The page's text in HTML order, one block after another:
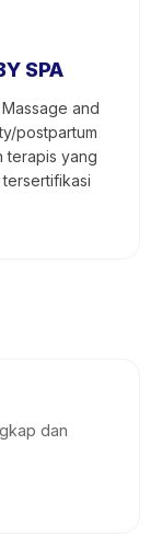
SPA
and
postpartum
terapis yang
dan